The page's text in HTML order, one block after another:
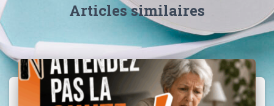
Articles similaires